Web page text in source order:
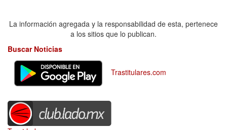
La información agregada y la responsabilidad de esta, pertenece
a los sitios que lo publican.
Buscar Noticias
Trastitulares.com